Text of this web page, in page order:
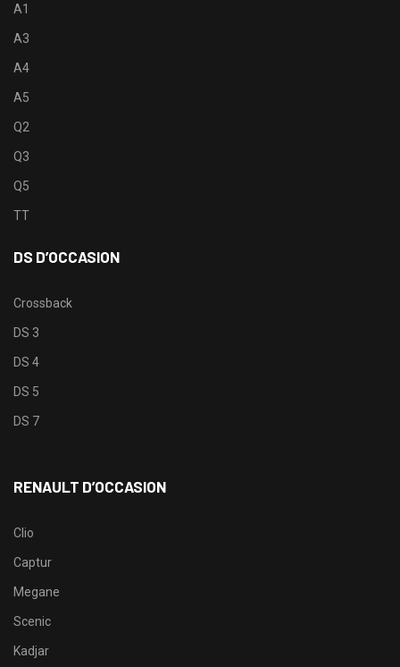
A1
A3
A4
A5
Q2
Q3
Q5
TT
DS D’OCCASION
Crossback
DS 3
DS 4
DS 5
DS 7
RENAULT D’OCCASION
Clio
Captur
Megane
Scenic
Kadjar